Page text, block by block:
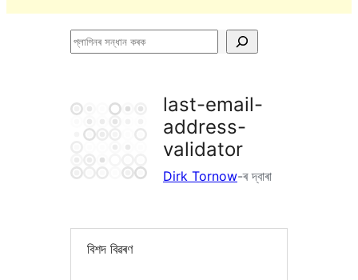
প্লাগিনৰ
last-email-
address-
validator
Dirk Tornow-ৰ দ্বাৰা
বিশদ বিৱৰণ